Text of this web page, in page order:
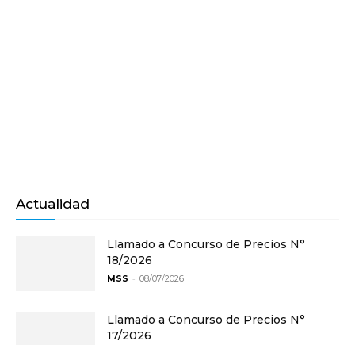
Actualidad
Llamado a Concurso de Precios N°
18/2026
MSS - 08/07/2026
Llamado a Concurso de Precios N°
17/2026